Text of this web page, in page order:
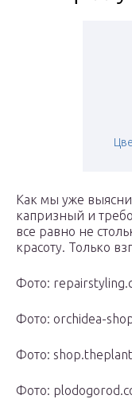
Как мы уже
капризный и
все равно не
красоту. Только
Фото:
Фото: orchidea-
Фото:
Фото: